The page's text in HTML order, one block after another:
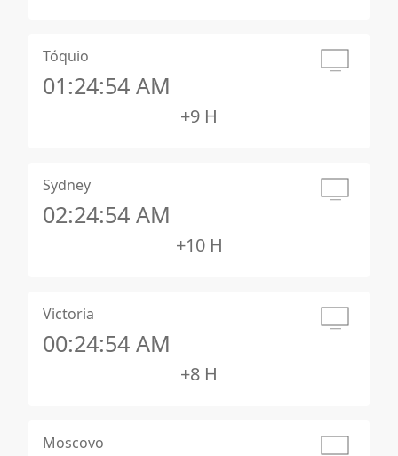
Tóquio
01:24:55 AM
+9 H
Sydney
02:24:55 AM
+10 H
Victoria
00:24:55 AM
+8 H
Moscovo